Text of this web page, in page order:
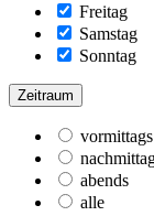
Freitag
Samstag
Sonntag
Zeitraum
vormittags
abends
alle